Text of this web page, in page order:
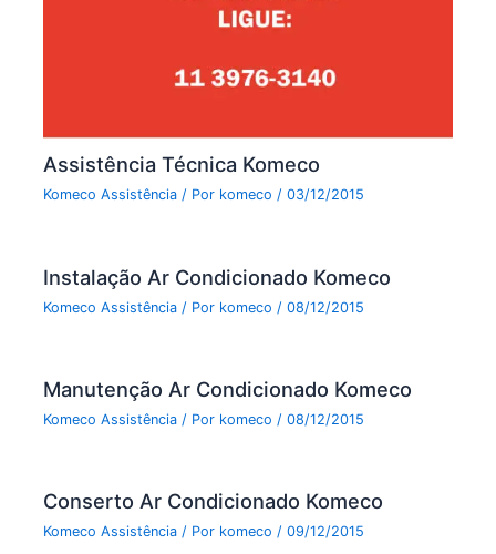
Assistência Técnica Komeco
Komeco Assistência / Por komeco/03/12/2015
Instalação Ar Condicionado Komeco
Komeco Assistência / Por komeco /08/12/2015
Manutenção Ar Condicionado Komeco
Komeco Assistência / Por komeco /08/12/2015
Conserto Ar Condicionado Komeco
Komeco Assistência / Por komeco/09/12/2015